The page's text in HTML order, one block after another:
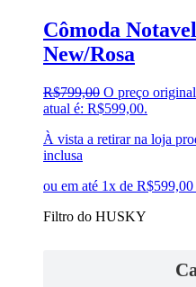
Cômoda
New/Rosa
R$799,00 O preço
atual é: R$599,00.
À vista a retirar na loja
inclusa
ou em até 1x de
Filtro do HUSKY